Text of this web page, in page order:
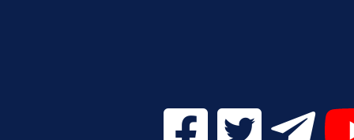
Facebook Digital UVa (se
Twitter Digital